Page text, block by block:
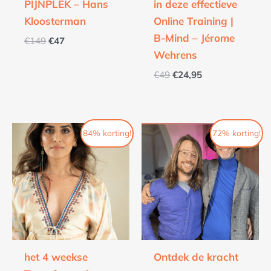
PIJNPLEK – Hans
Kloosterman
€149 €47
in deze effectieve
Online Training |
B-Mind – Jérome
Wehrens
€49 €24,95
84% korting!
het 4 weekse
Oorspronkelijke
prijs
was:
€550.
Huidige
prijs
is:
€88.
72% korting!
Ontdek de kracht
Oorspronkelijke
prijs
was:
€277.
Huidige
prijs
is:
€77.